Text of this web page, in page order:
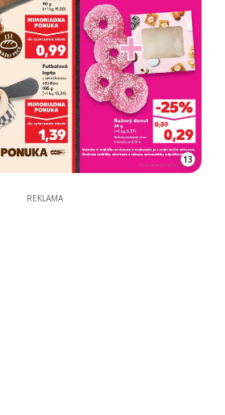
13
REKLAMA